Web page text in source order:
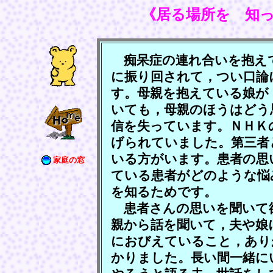
《居る場所を 知
家庭の窓
痴呆症の連れ合いを抱え
に振り回されて，つい口
す。母親を抱えている娘
いても，母親のほうはど
信を失っています。ＮＨ
げられていました。第三
いる方がいます。患者の
ている患者がどのような
を知るためです。
患者さんの思いを聞いて
親から話を聞いて，夫や
におびえていること，あ
かりました。長い間一緒